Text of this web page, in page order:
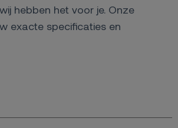
hebben het voor je. Onze
exacte specificaties en